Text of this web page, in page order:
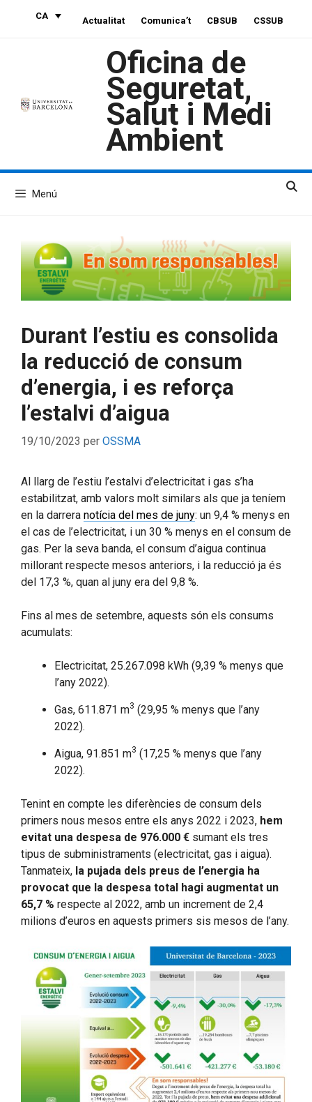
CA Actualitat Comunica’t CBSUB CSSUB
Oficina de
Seguretat,
Salut i Medi
Ambient
Menú
Durant l’estiu es consolida
la reducció de consum
d’energia, i es reforça
l’estalvi d’aigua
19/10/2023 per OSSMA
Al llarg de l’estiu l’estalvi d’electricitat i gas s’ha
estabilitzat, amb valors molt similars als que ja teníem
en la darrera notícia del mes de juny: un 9,4 % menys en
el cas de l’electricitat, i un 30 % menys en el consum de
gas. Per la seva banda, el consum d’aigua continua
millorant respecte mesos anteriors, i la reducció ja és
del 17,3 %, quan al juny era del 9,8 %.
Fins al mes de setembre, aquests són els consums
acumulats:
Electricitat, 25.267.098 kWh (9,39 % menys que
l’any 2022).
Gas, 611.871 m3 (29,95 % menys que l’any
2022).
Aigua, 91.851 m3 (17,25 % menys que l’any
2022).
Tenint en compte les diferències de consum dels
primers nous mesos entre els anys 2022 i 2023, hem
evitat una despesa de 976.000 € sumant els tres
tipus de subministraments (electricitat, gas i aigua).
Tanmateix, la pujada dels preus de l’energia ha
provocat que la despesa total hagi augmentat un
65,7 % respecte al 2022, amb un increment de 2,4
milions d’euros en aquests primers sis mesos de l’any.